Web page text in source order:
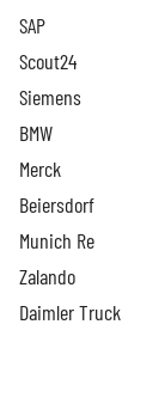
SAP
Scout24
Siemens
BMW
Merck
Beiersdorf
Munich Re
Zalando
Daimler Truck